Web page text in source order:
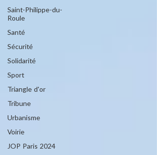
Saint-Philippe-du-
Roule
Santé
Sécurité
Solidarité
Sport
Triangle d'or
Tribune
Urbanisme
Voirie
JOP Paris 2024